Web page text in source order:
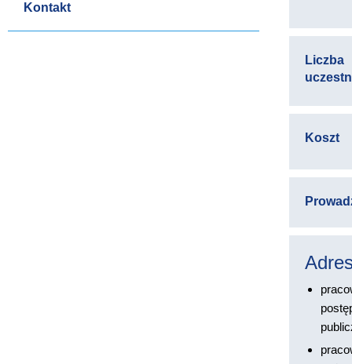
Kontakt
Liczba
Koszt